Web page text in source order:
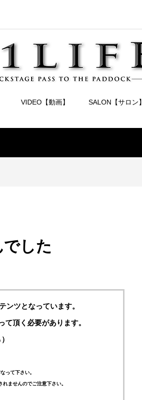
VIDEO【動画】 SALON【サロン】
でした
ンツとなっています。
て頂く必要があります。
）
って下さい。
ませんのでご注意下さい。
【特別記事】レーシングブルズ、